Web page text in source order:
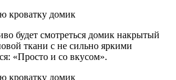
смотреться домик накрытый
ткани с не сильно яркими
«Просто и со вкусом».